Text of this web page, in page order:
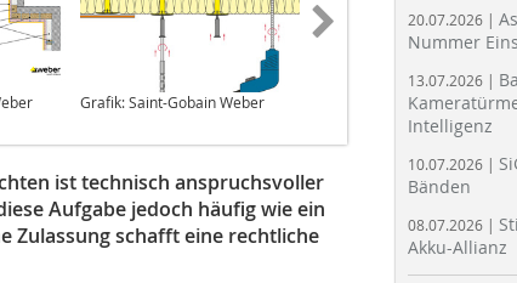
Grafik: Saint-Gobain Weber Foto: Saint-Gobain Weber
ist technisch anspruchsvoller
Aufgabe jedoch häufig wie ein
Zulassung schafft eine rechtliche
20.07.2026 |
Nummer
13.07.2026 |
Intelligenz
10.07.2026 |
Bänden
08.07.2026 |
Akku-Allianz